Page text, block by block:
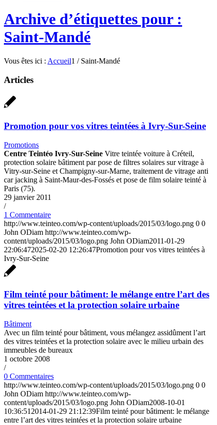
Archive d’étiquettes pour :
Saint-Mandé
Vous êtes ici : Accueil1 / Saint-Mandé
Articles
Promotion pour vos vitres teintées à Ivry-Sur-Seine
Promotions
Centre Teintéo Ivry-Sur-Seine Vitre teintée voiture à Créteil,
protection solaire bâtiment par pose de filtres solaires sur vitrage à
Vitry-sur-Seine et Champigny-sur-Marne, traitement de vitrage anti
car jacking à Saint-Maur-des-Fossés et pose de film solaire teinté à
Paris (75).
29 janvier 2011
/
1 Commentaire
http://www.teinteo.com/wp-content/uploads/2015/03/logo.png 0 0
John ODiam http://www.teinteo.com/wp-
content/uploads/2015/03/logo.png John ODiam2011-01-29
22:06:472025-02-20 12:26:47Promotion pour vos vitres teintées à
Ivry-Sur-Seine
Film teinté pour bâtiment: le mélange entre l’art des
vitres teintées et la protection solaire urbaine
Bâtiment
Avec un film teinté pour bâtiment, vous mélangez assidûment l’art
des vitres teintées et la protection solaire avec le milieu urbain des
immeubles de bureaux
1 octobre 2008
/
0 Commentaires
http://www.teinteo.com/wp-content/uploads/2015/03/logo.png 0 0
John ODiam http://www.teinteo.com/wp-
content/uploads/2015/03/logo.png John ODiam2008-10-01
10:36:51 2014-01-29 21:12:39Film teinté pour bâtiment: le mélange
entre l’art des vitres teintées et la protection solaire urbaine